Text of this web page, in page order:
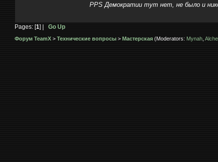
PPS Демократии тут нет, не было и
Pages: [1] | Go Up
Форум TeamX > Технические вопросы > Мастерская (Moderators: Mynah